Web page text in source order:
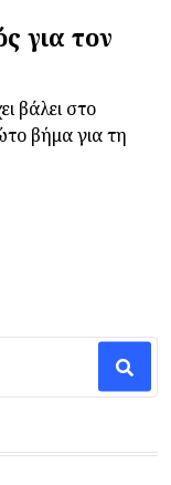
για τον
βάλει στο
βήμα για τη